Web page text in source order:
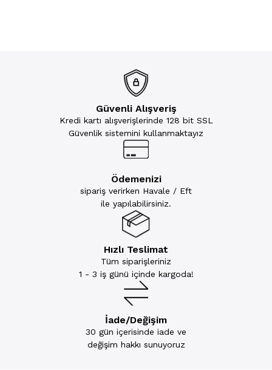
Güvenli Alışveriş
Kredi kartı alışverişlerinde 128 bit SSL
Güvenlik sistemini kullanmaktayız
Ödemenizi
sipariş verirken Havale / Eft
ile yapılabilirsiniz.
Hızlı Teslimat
Tüm siparişleriniz
1 - 3 iş günü içinde kargoda!
İade/Değişim
30 gün içerisinde iade ve
değişim hakkı sunuyoruz